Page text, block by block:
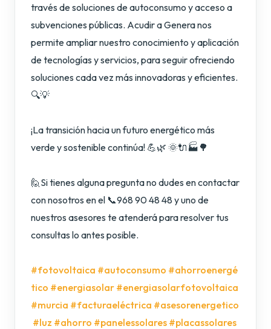
través de soluciones de autoconsumo y acceso a
subvenciones públicas. Acudir a Genera nos
permite ampliar nuestro conocimiento y aplicación
de tecnologías y servicios, para seguir ofreciendo
soluciones cada vez más innovadoras y eficientes.
🔍💡
¡La transición hacia un futuro energético más
verde y sostenible continúa! 💪🌿 🌞🔌🏭🌳
🙋Si tienes alguna pregunta no dudes en contactar
con nosotros en el 📞968 90 48 48 y uno de
nuestros asesores te atenderá para resolver tus
consultas lo antes posible.
#fotovoltaica #autoconsumo #ahorroenergé
tico #energiasolar #energiasolarfotovoltaica
#murcia #facturaeléctrica #asesorenergetico
#luz #ahorro #panelessolares #placassolares